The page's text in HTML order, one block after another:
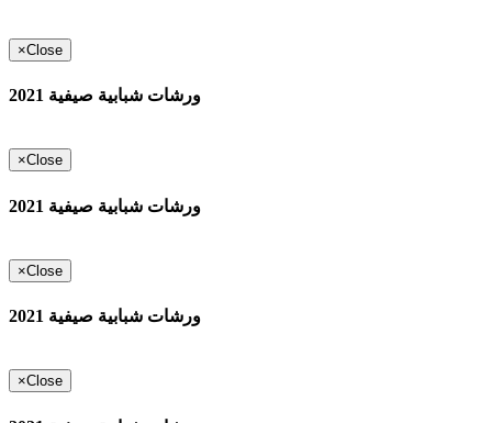
×Close
ورشات شبابية صيفية 2021
×Close
ورشات شبابية صيفية 2021
×Close
ورشات شبابية صيفية 2021
×Close